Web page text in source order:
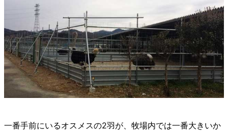
一番手前にいるオスメスの2羽が、牧場内では一番大きいか